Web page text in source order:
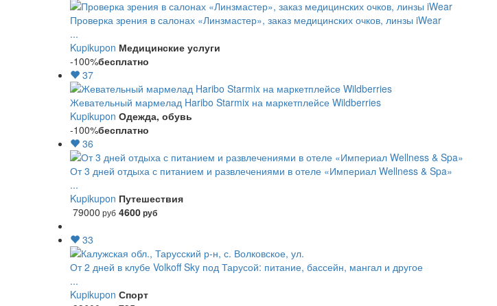
Проверка зрения в салонах «Линзмастер», заказ медицинских очков, линзы iWear
...
Kupikupon Медицинские услуги
-100%бесплатно
37
Жевательный мармелад Haribo Starmix на маркетплейсе Wildberries
Kupikupon Одежда, обувь
-100%бесплатно
36
От 3 дней отдыха с питанием и развлечениями в отеле «Империал Wellness & Spa»
...
Kupikupon Путешествия
79000 руб 4600руб
33
От 2 дней в клубе Volkoff Sky под Тарусой: питание, бассейн, мангал и другое
...
Kupikupon Спорт